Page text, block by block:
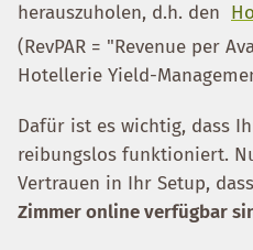
herauszuholen, d.h. den
(RevPAR = "Revenue per
Hotellerie Yield-
Dafür ist es wichtig, dass
reibungslos funktioniert.
Vertrauen in Ihr Setup,
Zimmer online verfügbar